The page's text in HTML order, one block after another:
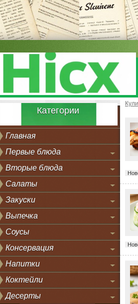
Категории
Главная
Первые блюда
Вторые блюда
Салаты
Закуски
Выпечка
Соусы
Консервация
Напитки
Коктейли
Десерты